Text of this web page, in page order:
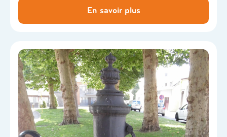
En savoir plus